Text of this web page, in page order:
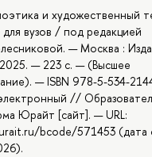
и художественный
для вузов / под редакцией
— Москва :
— 223 с. — (Высшее
— ISBN 978-5-534-
//
Юрайт [сайт]. — URL:
bcode/571453 (дата